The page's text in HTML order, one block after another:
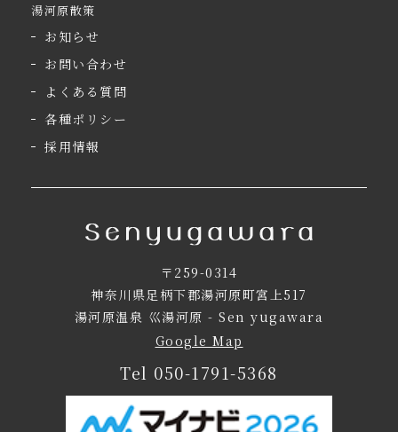
〒259-0314
神奈川県足柄下郡湯河原町宮上517
湯河原温泉 巛湯河原 - Sen yugawara
Google Map
Tel 050-1791-5368
湯河原散策
お知らせ
お問い合わせ
よくある質問
各種ポリシー
採用情報